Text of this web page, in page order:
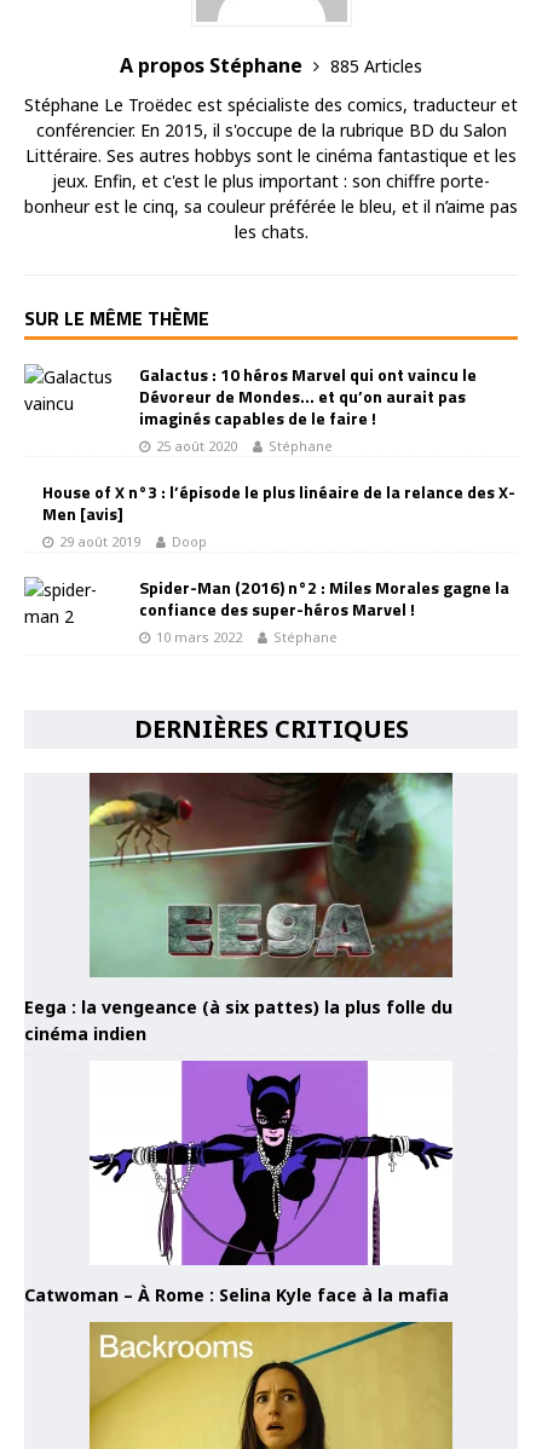
A propos Stéphane
885 Articles
Stéphane Le Troëdec est spécialiste des comics, traducteur et
conférencier. En 2015, il s'occupe de la rubrique BD du Salon
Littéraire. Ses autres hobbys sont le cinéma fantastique et les
jeux. Enfin, et c'est le plus important : son chiffre porte-
bonheur est le cinq, sa couleur préférée le bleu, et il n’aime pas
les chats.
SUR LE MÊME THÈME
Galactus : 10 héros Marvel qui ont vaincu le
Dévoreur de Mondes… et qu’on aurait pas
imaginés capables de le faire !
25 août 2020 Stéphane
House of X n°3 : l’épisode le plus linéaire de la relance des X-
Men [avis]
29 août 2019 Doop
Spider-Man (2016) n°2 : Miles Morales gagne la
confiance des super-héros Marvel !
10 mars 2022 Stéphane
DERNIÈRES CRITIQUES
Eega : la vengeance (à six pattes) la plus folle du
cinéma indien
Catwoman – À Rome : Selina Kyle face à la mafia